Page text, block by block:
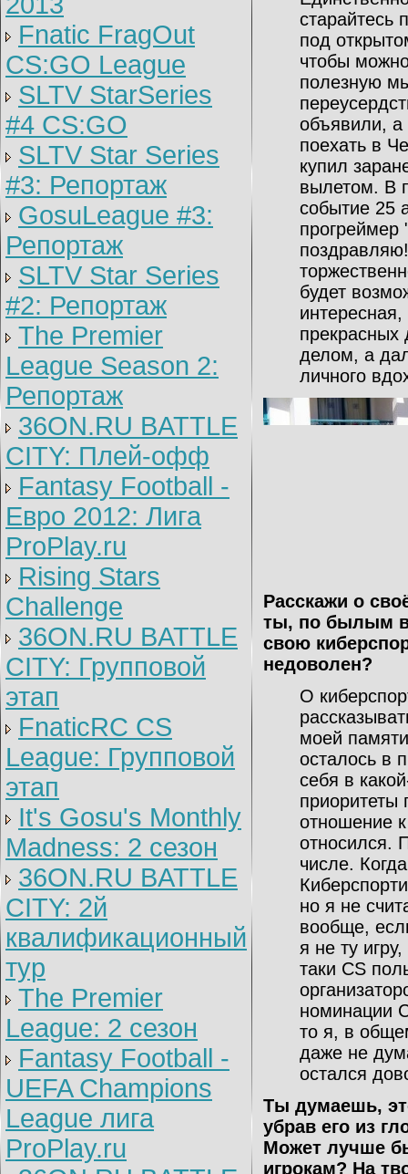
Fnatic FragOut
CS:GO League
SLTV StarSeries
#4 CS:GO
SLTV Star Series
#3: Репортаж
GosuLeague #3:
Репортаж
SLTV Star Series
#2: Репортаж
The Premier
League Season 2:
Репортаж
36ON.RU BATTLE
CITY: Плей-офф
Fantasy Football -
Евро 2012: Лига
ProPlay.ru
Rising Stars
Challenge
36ON.RU BATTLE
CITY: Групповой
этап
FnaticRC CS
League: Групповой
этап
It's Gosu's Monthly
Madness: 2 сезон
36ON.RU BATTLE
CITY: 2й
квалификационный
тур
The Premier
League: 2 cезон
Fantasy Football -
UEFA Champions
League лига
ProPlay.ru
старайтесь
под
чтобы
полезную
объявили, а
поехать в
купил
вылетом. В
событие 25
прогреймер
будет
делом, а
личного
Расскажи о
ты, по былым
свою
недоволен?
О
моей
осталось в
себя в
приоритеты
отношение
относился.
числе.
но я не
вообще,
я не ту
таки CS
номинации
то я, в
даже не
остался
Ты думаешь,
убрав его из
Может лучше
игрокам? На